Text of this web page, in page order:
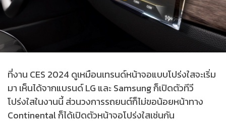
ที่งาน CES 2024 ดูเหมือนเทรนด์หน้าจอแบบโปร่งใสจะเริ่ม
มา เห็นได้จากแบรนด์ LG และ Samsung ก็เปิดตัวทีวี
โปร่งใสในงานนี้ ส่วนวงการรถยนต์ก็ไม่ขอน้อยหน้าทาง
Continental ก็ได้เปิดตัวหน้าจอโปร่งใสเช่นกัน